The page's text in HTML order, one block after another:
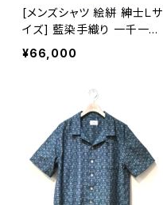
[メンズシャツ 絵絣 紳士Ｌサ
イズ] 藍染手織り 一千一夜
柄 久留米絣使用 池田絣工
房 開襟シャツ 半袖
¥66,000